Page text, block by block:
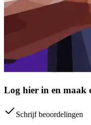
Log hier in en maak
Schrijf beoordelingen